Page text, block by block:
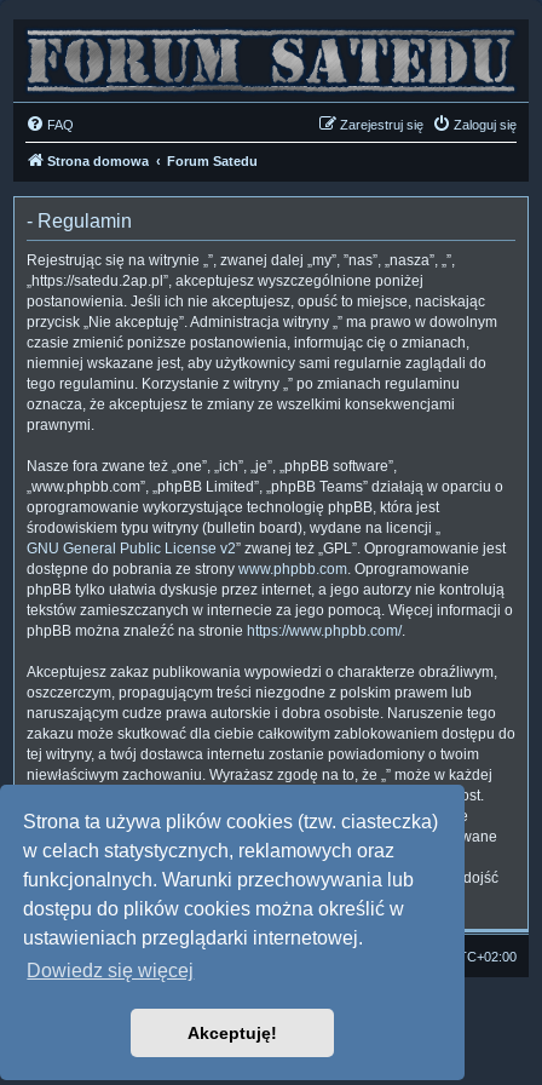
Strona ta używa plików cookies (tzw. ciasteczka)
w celach statystycznych, reklamowych oraz
funkcjonalnych. Warunki przechowywania lub
dostępu do plików cookies można określić w
ustawieniach przeglądarki internetowej.
Dowiedz się więcej
Akceptuję!
FAQ Zaloguj się
Zarejestruj się
Strona domowa Forum Satedu
- Regulamin
Rejestrując się na witrynie „”, zwanej dalej „my”, ”nas”, „nasza”, „”,
„https://satedu.2ap.pl”, akceptujesz wyszczególnione poniżej
postanowienia. Jeśli ich nie akceptujesz, opuść to miejsce, naciskając
przycisk „Nie akceptuję”. Administracja witryny „” ma prawo w dowolnym
czasie zmienić poniższe postanowienia, informując cię o zmianach,
niemniej wskazane jest, aby użytkownicy sami regularnie zaglądali do
tego regulaminu. Korzystanie z witryny „” po zmianach regulaminu
oznacza, że akceptujesz te zmiany ze wszelkimi konsekwencjami
prawnymi.
Nasze fora zwane też „one”, „ich”, „je”, „phpBB software”,
„www.phpbb.com”, „phpBB Limited”, „phpBB Teams” działają w oparciu o
oprogramowanie wykorzystujące technologię phpBB, która jest
środowiskiem typu witryny (bulletin board), wydane na licencji „
GNU General Public License v2” zwanej też „GPL”. Oprogramowanie jest
dostępne do pobrania ze strony www.phpbb.com. Oprogramowanie
phpBB tylko ułatwia dyskusje przez internet, a jego autorzy nie kontrolują
tekstów zamieszczanych w internecie za jego pomocą. Więcej informacji o
phpBB można znaleźć na stronie https://www.phpbb.com/.
Akceptujesz zakaz publikowania wypowiedzi o charakterze obraźliwym,
oszczerczym, propagującym treści niezgodne z polskim prawem lub
naruszającym cudze prawa autorskie i dobra osobiste. Naruszenie tego
zakazu może skutkować dla ciebie całkowitym zablokowaniem dostępu do
tej witryny, a twój dostawca internetu zostanie powiadomiony o twoim
niewłaściwym zachowaniu. Wyrażasz zgodę na to, że „” może w każdej
chwili usunąć, zmienić, przenieść lub zamknąć każdy twój temat, post.
Wyrażasz zgodę na zapisywanie wszystkich podanych przez ciebie
informacji w naszej bazie danych. Informacje te nie będą przekazywane
nikomu bez twojej zgody, ale ani „”, ani phpBB nie ponosi
odpowiedzialności za włamania do witryny, podczas których może dojść
do kradzieży danych.
UTC+02:00
Style: Multi Design by Joyce&Luna
Zasady ochrony danych osobowych